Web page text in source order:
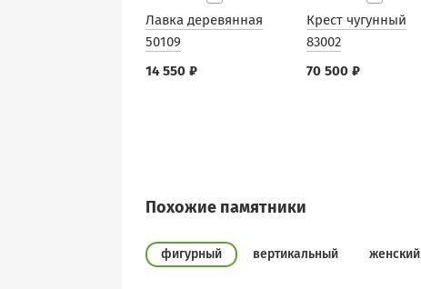
Лавка деревянная
50109
14 550 ₽
Крест чугунный
83002
70 500 ₽
Похожие памятники
фигурный вертикальный женский